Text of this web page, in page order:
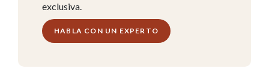
exclusiva.
HABLA CON UN EXPERTO